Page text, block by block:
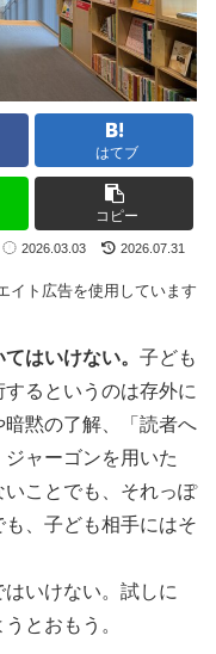
はてブ
コピー
2026.03.03 2026.07.31
イト広告を使用しています
はいけない。 子ども
るというのは存外に
黙の了解、「読者へ
ャーゴンを用いた
ことでも、それっぽ
、子ども相手にはそ
いけない。試しに
とおもう。